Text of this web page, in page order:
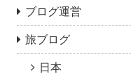
ブログ運営
旅ブログ
日本